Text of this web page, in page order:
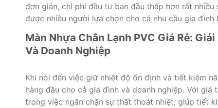
đơn giản, chi phí đầu tư ban đầu thấp hơn rất
được nhiều người lựa chọn cho cả nhu cầu gia đình
Màn Nhựa Chắn Lạnh PVC Giá Rẻ:
Và Doanh Nghiệp
Khi nói đến việc giữ nhiệt độ ổn định và tiết kiệm
hàng đầu cho cả gia đình và doanh nghiệp. Với giá
trong việc ngăn chặn sự thất thoát nhiệt, giúp tiết